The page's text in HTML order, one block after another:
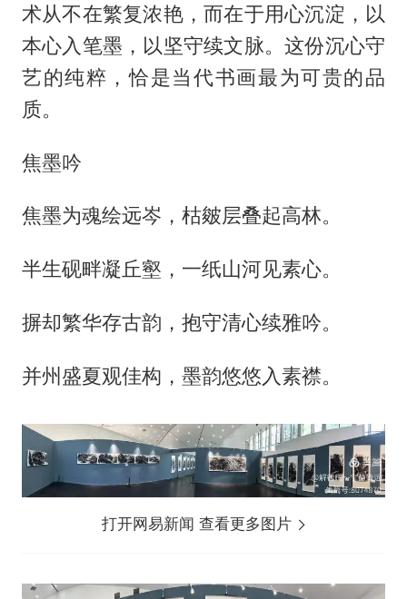
术从不在繁复浓艳，而在于用心沉淀，以
本心入笔墨，以坚守续文脉。这份沉心守
艺的纯粹，恰是当代书画最为可贵的品
质。
焦墨吟
焦墨为魂绘远岑，枯皴层叠起高林。
半生砚畔凝丘壑，一纸山河见素心。
摒却繁华存古韵，抱守清心续雅吟。
并州盛夏观佳构，墨韵悠悠入素襟。
打开网易新闻 查看更多图片